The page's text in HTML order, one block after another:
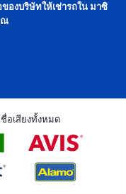
ของบริษัทให้เช่ารถใน มาซิ
ณ
อเสียงทั้งหมด